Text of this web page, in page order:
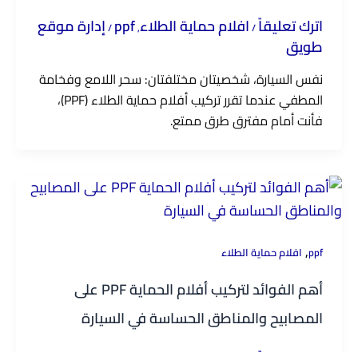
اترك تعليقاً/افلام حماية الطلاء,
ppf
/إدارة موقع
طويق
نفس السيارة، شخصيتان مختلفتان: سحر اللامع وفخامة
المطفي عندما تقرر تركيب أفلام حماية الطلاء (PPF)،
فأنت أمام مفترق طرق ممتع.
ppf
, افلام حماية الطلاء
أهم الفوائد لتركيب أفلام الحماية PPF على
المصابيح والمناطق الحساسة في السيارة